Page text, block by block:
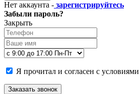
Нет аккаунта - зарегистрируйтесь
Забыли пароль?
Закрыть
Я прочитал и согласен с условиями
Заказать звонок